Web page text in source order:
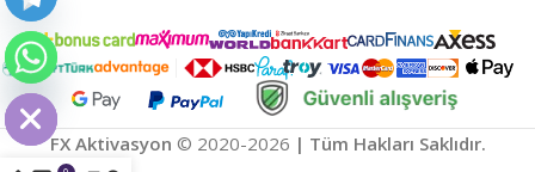
FX Aktivasyon © 2020-2026 | Tüm Hakları Saklıdır.